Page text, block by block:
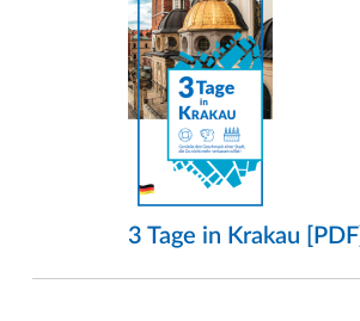
3 Tage in Krakau [PDF]